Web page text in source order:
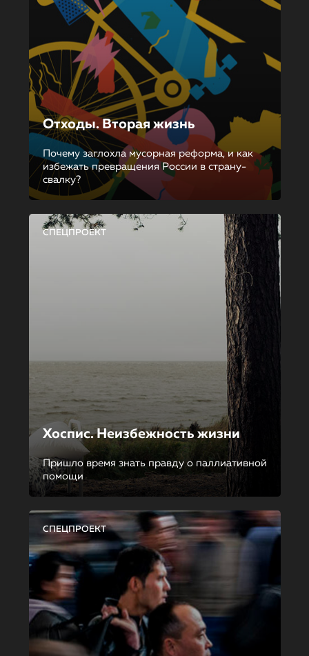
Отходы. Вторая жизнь
Почему заглохла мусорная реформа, и как
избежать превращения России в страну-
свалку?
СПЕЦПРОЕКТ
Хоспис. Неизбежность жизни
Пришло время знать правду о паллиативной
помощи
СПЕЦПРОЕКТ